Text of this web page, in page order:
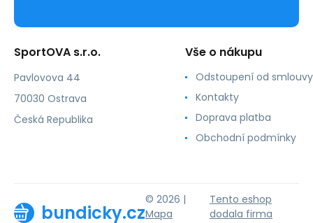
SportOVA s.r.o.
Pavlovova 44
70030 Ostrava
Česká Republika
Vše o nákupu
Odstoupení od smlouvy
Kontakty
Doprava platba
Obchodní podmínky
bundicky.cz
© 2026 |
Mapa
Tento eshop
dodala firma